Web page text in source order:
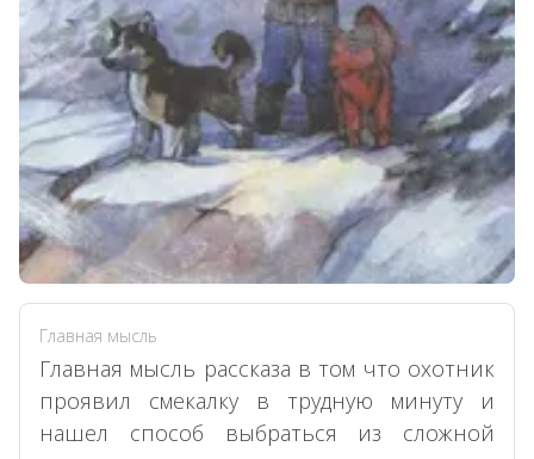
Главная мысль
Главная мысль рассказа в том что охотник
проявил смекалку в трудную минуту и
нашел способ выбраться из сложной